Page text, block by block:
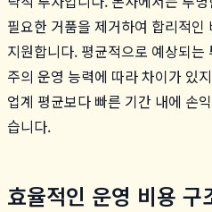
필요한 거품을 제거하여 합리적
지원합니다. 평균적으로 예상되는
주의 운영 능력에 따라 차이가 있
업계 평균보다 빠른 기간 내에 손
습니다.
효율적인 운영 비용 구